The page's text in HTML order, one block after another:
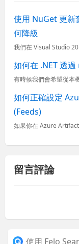
使用 NuGet 更新
何降級
如何在 .NET 透
如何正確設定
(Feeds)
留言評論